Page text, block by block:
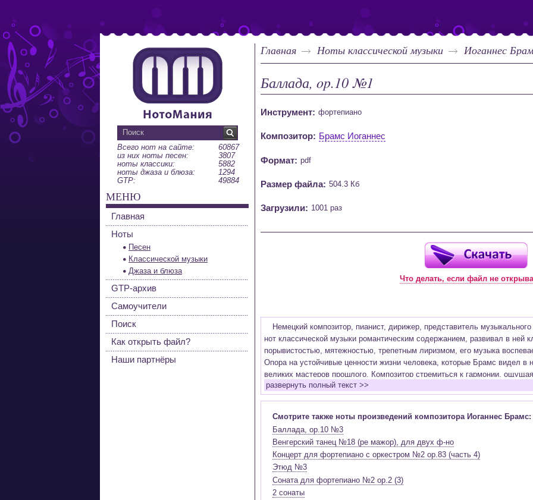
Главная Ноты классической музыки Иоганнес
Баллада, op.10 №1
Инструмент: фортепиано
Композитор: Брамс Иоганнес
Формат: pdf
Размер файла: 504.3 Кб
Загрузили: 1001 раз
Что делать, если файл не
Немецкий композитор, пианист, дирижер, представитель
нот классической музыки романтическим содержанием, развивал в ней
порывистостью, мятежностью, трепетным лиризмом, его музыка
Опора на устойчивые ценности жизни человека, которые Брамс видел в
великих мастеров прошлого. Композитор стремиться к гармонии,
произведениях становиться все больше трагических противоречий. В
объединены определенные поэтической идеей.
Симфонизм Брамса продолжил традиции
Впечатления интроверта и эгоцентрика он оставлял, будучи еще юношей.
Не новые знакомства, а мир творчества безмерно увлекал его и в
в доме уШумана
Брамс, очень уважая Шумана, увлекся утонченной и красивой именитой
детей, супругой Шумана - Кларой. Брамс обращался к жанрам
развернуть полный текст >>
Смотрите также ноты произведений композитора Иоганнес Брамс:
Баллада, op.10 №3
Венгерский танец №18 (ре мажор), для двух ф-но
Концерт для фортепиано с оркестром №2 op.83 (часть 4)
Этюд №3
Соната для фортепиано №2 op.2 (3)
2 сонаты
Всего нот на сайте:
60867
из них ноты песен:
3807
ноты классики:
5882
ноты джаза и блюза:
1294
GTP:
49884
МЕНЮ
Главная
Ноты
Песен
Классической музыки
Джаза и блюза
GTP-архив
Самоучители
Поиск
Как открыть файл?
Наши партнёры